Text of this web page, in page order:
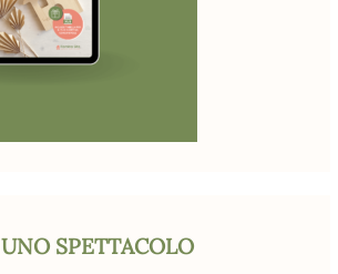
UNO SPETTACOLO